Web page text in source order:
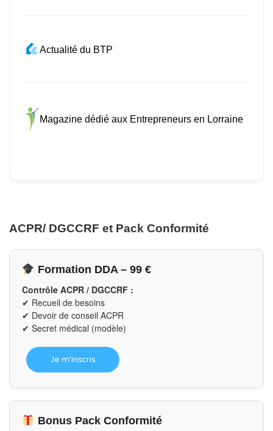
Actualité du BTP
Magazine dédié aux Entrepreneurs en Lorraine
ACPR/ DGCCRF et Pack Conformité
Formation DDA – 99 €
Contrôle ACPR / DGCCRF :
✔ Recueil de besoins
✔ Devoir de conseil ACPR
✔ Secret médical (modèle)
Je m'inscris
Bonus Pack Conformité